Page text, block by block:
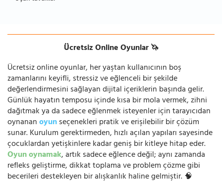
Ücretsiz Online Oyunlar 🦄
Ücretsiz online oyunlar, her yaştan kullanıcının boş
zamanlarını keyifli, stressiz ve eğlenceli bir şekilde
değerlendirmesini sağlayan dijital içeriklerin başında gelir.
Günlük hayatın temposu içinde kısa bir mola vermek, zihni
dağıtmak ya da sadece eğlenmek isteyenler için tarayıcıdan
oynananoyunseçenekleri pratik ve erişilebilir bir çözüm
sunar. Kurulum gerektirmeden, hızlı açılan yapıları sayesinde
çocuklardan yetişkinlere kadar geniş bir kitleye hitap eder.
Oyun oynamak, artık sadece eğlence değil; aynı zamanda
refleks geliştirme, dikkat toplama ve problem çözme gibi
becerileri destekleyen bir alışkanlık haline gelmiştir. 🧠